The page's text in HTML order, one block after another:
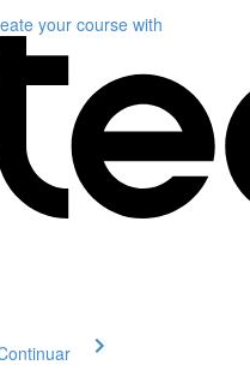
your course with